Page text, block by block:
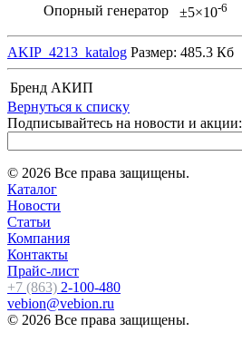
Опорный генератор
±5×10-6
AKIP_4213_katalog Размер: 485.3 Кб
Бренд АКИП
Вернуться к списку
Подписывайтесь на новости и акции:
© 2026 Все права защищены.
Каталог
Новости
Статьи
Компания
Контакты
Прайс-лист
+7 (863) 2-100-480
vebion@vebion.ru
© 2026 Все права защищены.